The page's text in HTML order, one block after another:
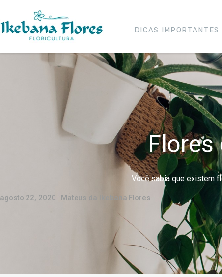
DICAS IMPORTANTES
Flores
Você sabia que existem
agosto 22, 2020 Mateus da Ikebana Flores